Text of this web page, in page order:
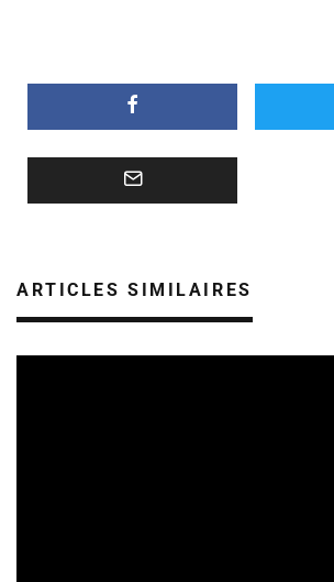
ARTICLES SIMILAIRES